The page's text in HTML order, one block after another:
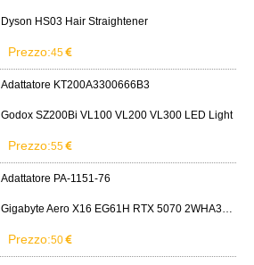
Dyson HS03 Hair Straightener
Prezzo:45
Adattatore KT200A3300666B3
Godox SZ200Bi VL100 VL200 VL300 LED Light
Prezzo:55
Adattatore PA-1151-76
Gigabyte Aero X16 EG61H RTX 5070 2WHA3USC64AH LITEON PA-1151-76 150W adapter
Prezzo:50